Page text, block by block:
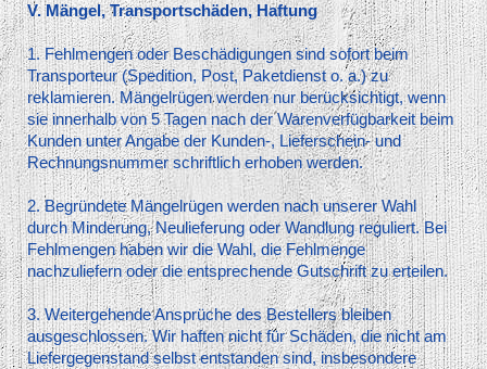
V. Mängel, Transportschäden, Haftung
1. Fehlmengen oder Beschädigungen sind sofort beim
Transporteur (Spedition, Post, Paketdienst o. a.) zu
reklamieren. Mängelrügen werden nur berücksichtigt, wenn
sie innerhalb von 5 Tagen nach der Warenverfügbarkeit beim
Kunden unter Angabe der Kunden-, Lieferschein- und
Rechnungsnummer schriftlich erhoben werden.
2. Begründete Mängelrügen werden nach unserer Wahl
durch Minderung, Neulieferung oder Wandlung reguliert. Bei
Fehlmengen haben wir die Wahl, die Fehlmenge
nachzuliefern oder die entsprechende Gutschrift zu erteilen.
3. Weitergehende Ansprüche des Bestellers bleiben
ausgeschlossen. Wir haften nicht für Schäden, die nicht am
Liefergegenstand selbst entstanden sind, insbesondere